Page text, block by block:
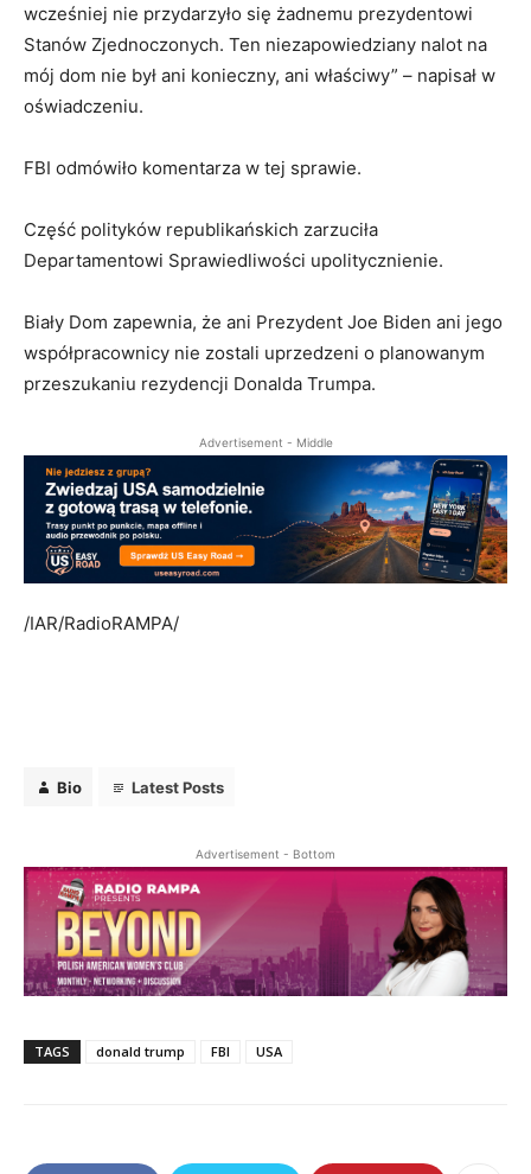
wcześniej nie przydarzyło się żadnemu prezydentowi
Stanów Zjednoczonych. Ten niezapowiedziany nalot na
mój dom nie był ani konieczny, ani właściwy” – napisał w
oświadczeniu.
FBI odmówiło komentarza w tej sprawie.
Część polityków republikańskich zarzuciła
Departamentowi Sprawiedliwości upolitycznienie.
Biały Dom zapewnia, że ani Prezydent Joe Biden ani jego
współpracownicy nie zostali uprzedzeni o planowanym
przeszukaniu rezydencji Donalda Trumpa.
Advertisement - Middle
/IAR/RadioRAMPA/
Bio Latest Posts
Advertisement - Bottom
TAGS donald trump FBI USA